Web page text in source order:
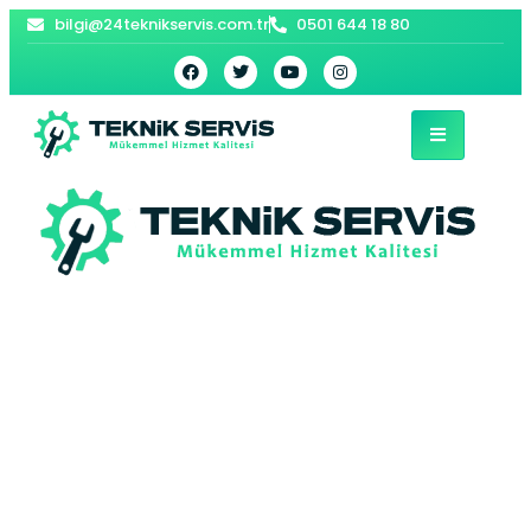
bilgi@24teknikservis.com.tr 0501 644 18 80